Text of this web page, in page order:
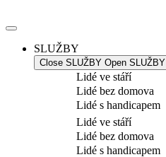
k
SLUŽBY
Close SLUŽBY Open SLUŽBY
Lidé ve stáří
Lidé bez domova
Lidé s handicapem
Lidé ve stáří
Lidé bez domova
Lidé s handicapem